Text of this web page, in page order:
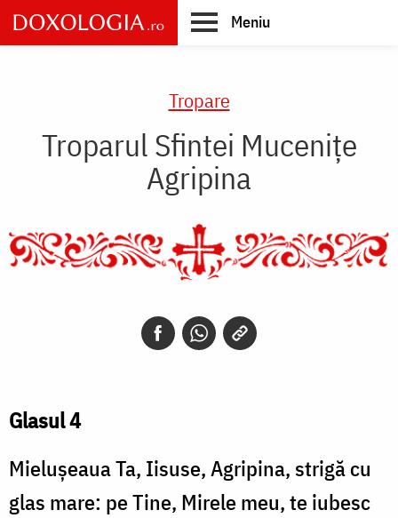
Skip
to
main
Meniu
Tropare
Troparul Sfintei Mucenițe
Agripina
Glasul 4
Mieluşeaua Ta, Iisuse, Agripina, strigă cu
glas mare: pe Tine, Mirele meu, te iubesc